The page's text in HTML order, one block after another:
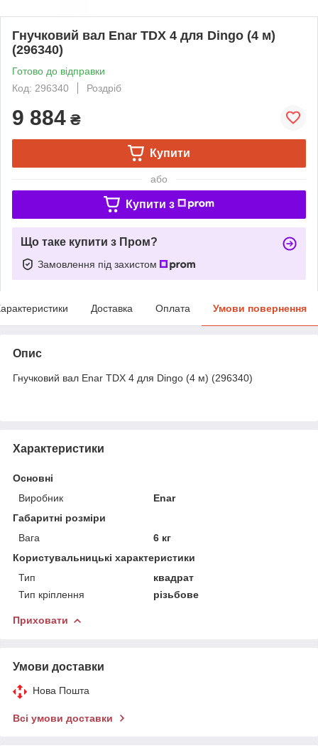
Гнучковий вал Enar TDX 4 для Dingo (4 м)
(296340)
Готово до відправки
Код: 296340
Роздріб
9 884 ₴
Купити
або
Купити з
Що таке купити з Пром?
Замовлення під захистом
Доставка Оплата Умови повернення
Опис
Гнучковий вал Enar TDX 4 для Dingo (4 м) (296340)
Характеристики
Основні
Виробник
Enar
Габаритні розміри
Вага
6 кг
Користувальницькі характеристики
Тип
квадрат
Тип кріплення
різьбове
Приховати
Умови доставки
Нова Пошта
Всі умови доставки